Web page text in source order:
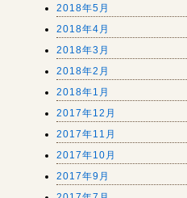
2018年5月
2018年4月
2018年3月
2018年2月
2018年1月
2017年12月
2017年11月
2017年10月
2017年9月